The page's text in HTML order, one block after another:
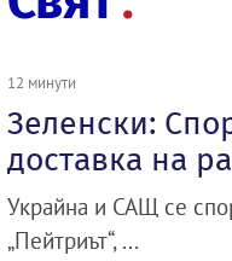
12 минути
Зеленски:
доставка на
Украйна и САЩ се
„Пейтриът“, ...